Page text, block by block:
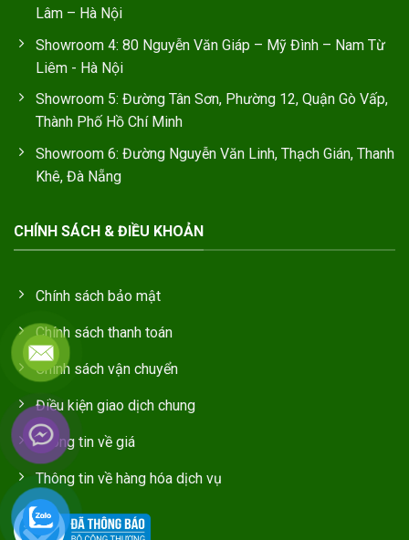
Lâm – Hà Nội
Showroom 4: 80 Nguyễn Văn Giáp – Mỹ Đình – Nam Từ
Liêm - Hà Nội
Showroom 5: Đường Tân Sơn, Phường 12, Quận Gò Vấp,
Thành Phố Hồ Chí Minh
Showroom 6: Đường Nguyễn Văn Linh, Thạch Gián, Thanh
Khê, Đà Nẵng
CHÍNH SÁCH & ĐIỀU KHOẢN
Chính sách bảo mật
Chính sách thanh toán
Chính sách vận chuyển
Điều kiện giao dịch chung
Thông tin về giá
Thông tin về hàng hóa dịch vụ